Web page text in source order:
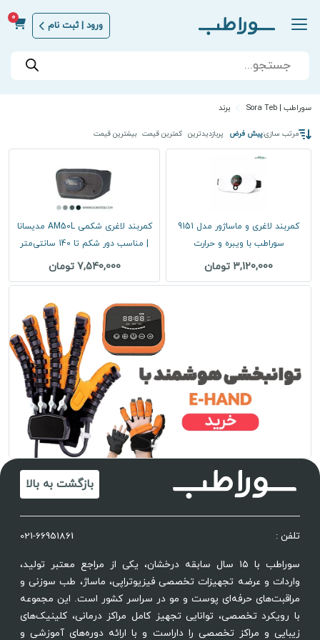
ورود | ثبت نام
0
Products
search
سوراطب | Sora Teb برند
مرتب سازی:پیش فرض پربازدیدترین کمترین قیمت بیشترین قیمت
کمربند لاغری و ماساژور مدل 9151
سوراطب با ویبره و حرارت
3,120,000 تومان
کمربند لاغری شکمی AM50L مدیسانا
| مناسب دور شکم تا 140 سانتی‌متر
7,540,000 تومان
بازگشت به بالا
تلفن : 021-66951861
سوراطب با ۱۵ سال سابقه درخشان، یکی از مراجع معتبر تولید،
واردات و عرضه تجهیزات تخصصی فیزیوتراپی، ماساژ، طب سوزنی و
مراقبت‌های حرفه‌ای پوست و مو در سراسر کشور است. این مجموعه
با رویکرد تخصصی، توانایی تجهیز کامل مراکز درمانی، کلینیک‌های
زیبایی و مراکز تخصصی را داراست و با ارائه دوره‌های آموزشی و